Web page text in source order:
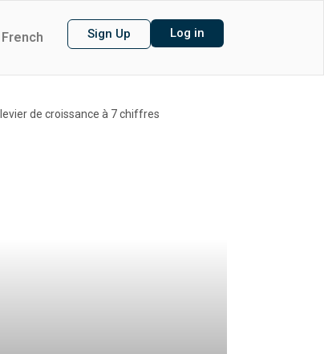
French Sign Up Log in
de croissance à 7 chiffres